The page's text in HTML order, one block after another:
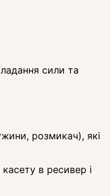
сили та
розмикач), які
в ресивер і